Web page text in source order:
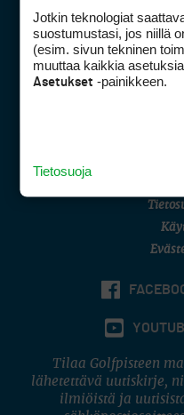
DSA
(digi)
Tilaa Golfpisteen
lähetettävä uutiskirje,
ilmiöistä ja
Jotkin teknologiat
suostumustasi, jos niillä
(esim. sivun tekninen
muuttaa kaikkia
Asetukset -painikkeen.
Tietosuoja